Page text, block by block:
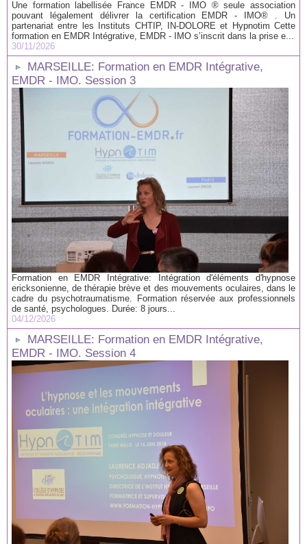
Une formation labellisée France EMDR - IMO ® seule association
pouvant légalement délivrer la certification EMDR - IMO® . Un
partenariat entre les Instituts CHTIP, IN-DOLORE et Hypnotim Cette
formation en EMDR Intégrative, EMDR - IMO s’inscrit dans la prise e...
30/11/2026
MARSEILLE: Formation en EMDR Intégrative,
EMDR - IMO. Session 3
Formation en EMDR Intégrative: Intégration d'éléments d'hypnose
ericksonienne, de thérapie brève et des mouvements oculaires, dans le
cadre du psychotraumatisme. Formation réservée aux professionnels
de santé, psychologues. Durée: 8 jours...
04/12/2026
MARSEILLE: Formation en EMDR Intégrative,
EMDR - IMO. Session 4